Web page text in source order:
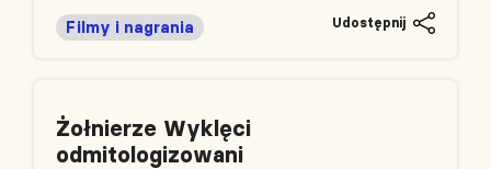
Filmy i nagrania Udostępnij
Żołnierze Wyklęci
odmitologizowani